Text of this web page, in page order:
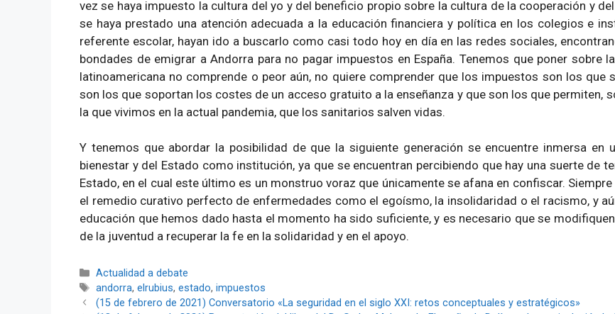
vez se haya impuesto la cultura del yo y del beneficio propio sobre la cultura de la cooperación y
se haya prestado una atención adecuada a la educación financiera y política en los colegios e
referente escolar, hayan ido a buscarlo como casi todo hoy en día en las redes sociales,
bondades de emigrar a Andorra para no pagar impuestos en España. Tenemos que poner sobre
latinoamericana no comprende o peor aún, no quiere comprender que los impuestos son los que
son los que soportan los costes de un acceso gratuito a la enseñanza y que son los que permiten,
la que vivimos en la actual pandemia, que los sanitarios salven vidas.
Y tenemos que abordar la posibilidad de que la siguiente generación se encuentre inmersa
bienestar y del Estado como institución, ya que se encuentran percibiendo que hay una suerte de
Estado, en el cual este último es un monstruo voraz que únicamente se afana en confiscar.
el remedio curativo perfecto de enfermedades como el egoísmo, la insolidaridad o el racismo, y
educación que hemos dado hasta el momento ha sido suficiente, y es necesario que se
de la juventud a recuperar la fe en la solidaridad y en el apoyo.
Categorías
Actualidad a debate
Etiquetas
andorra,elrubius,estado,impuestos
(15 de febrero de 2021) Conversatorio «La seguridad en el siglo XXI: retos conceptuales y estratégicos»